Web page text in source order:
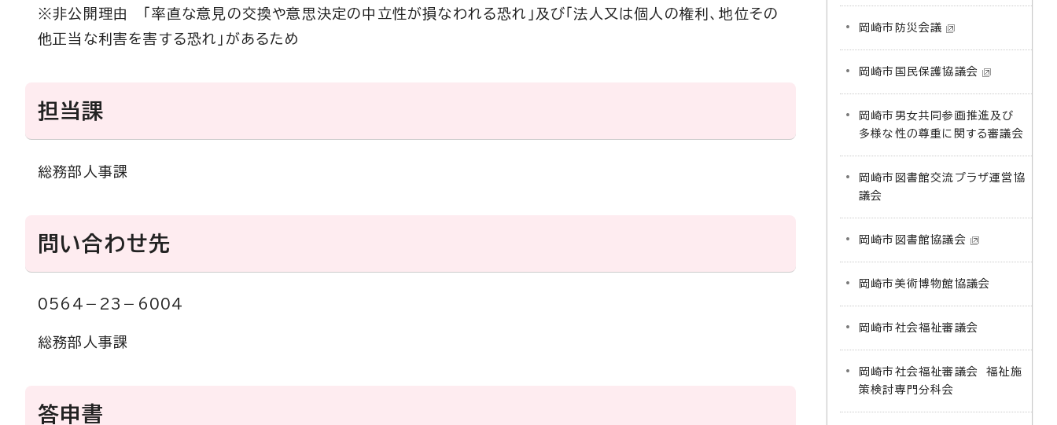
※非公開理由 「率直な意見の交換や意思決定の中立性が損なわれる恐れ」及び「法人又は個人の権利、地位その
他正当な利害を害する恐れ」があるため
担当課
総務部人事課
問い合わせ先
0564－23－6004
総務部人事課
答申書
岡崎市防災会議
岡崎市国民保護協議会
岡崎市男女共同参画推進及び
多様な性の尊重に関する審議会
岡崎市図書館交流プラザ運営協
議会
岡崎市図書館協議会
岡崎市美術博物館協議会
岡崎市社会福祉審議会
岡崎市社会福祉審議会 福祉施
策検討専門分科会